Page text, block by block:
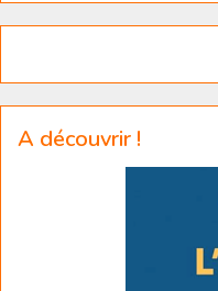
A découvrir !